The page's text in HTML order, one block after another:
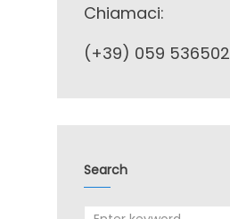
Chiamaci:
(+39) 059 536502
Search